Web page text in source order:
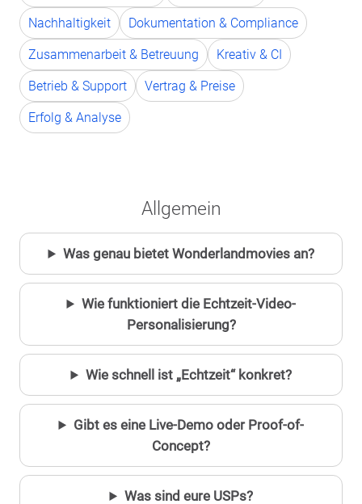
Nachhaltigkeit Dokumentation & Compliance
Zusammenarbeit & Betreuung Kreativ & CI
Betrieb & Support Vertrag & Preise
Erfolg & Analyse
Allgemein
Was genau bietet Wonderlandmovies an?
Wie funktioniert die Echtzeit-Video-
Personalisierung?
Wie schnell ist „Echtzeit“ konkret?
Gibt es eine Live-Demo oder Proof-of-
Concept?
Was sind eure USPs?